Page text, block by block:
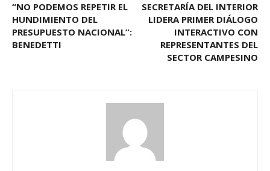
“NO PODEMOS REPETIR EL
HUNDIMIENTO DEL
PRESUPUESTO NACIONAL”:
BENEDETTI
SECRETARÍA DEL INTERIOR
LIDERA PRIMER DIÁLOGO
INTERACTIVO CON
REPRESENTANTES DEL
SECTOR CAMPESINO